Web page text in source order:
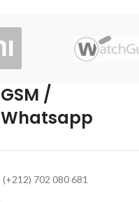
GSM /
Whatsapp
(+212) 702 080 681